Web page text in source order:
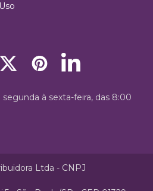
à sexta-feira, das 8:00
Ltda - CNPJ